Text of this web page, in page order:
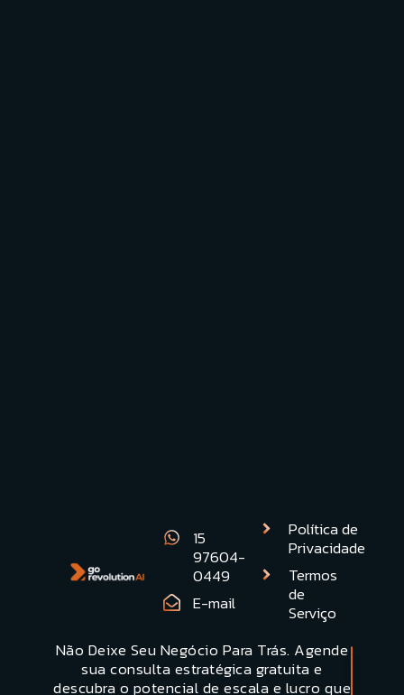
15
97604-
0449
E-mail
Política de
Privacidade
Termos
de
Serviço
Não Deixe Seu Negócio Para Trás. Agende
sua consulta estratégica gratuita e
descubra o potencial de escala e lucro que
Quero uma
Demonstracão